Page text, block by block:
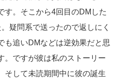
す。そこから4回目のDMした
疑問系で送ったので返しにく
も追いDMなどは逆効果だと思
。ですが彼は私のストーリー
そして未読期間中に彼の誕生